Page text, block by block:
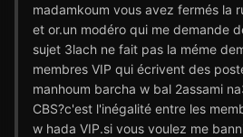
madamkoum vous avez fermés la
et or.un modéro qui me demande
sujet 3lach ne fait pas la méme
membres VIP qui écrivent des
manhoum barcha w bal 2assami
CBS?c'est l'inégalité entre les
w hada VIP.si vous voulez me